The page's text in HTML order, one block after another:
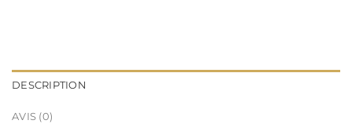
DESCRIPTION
AVIS (0)